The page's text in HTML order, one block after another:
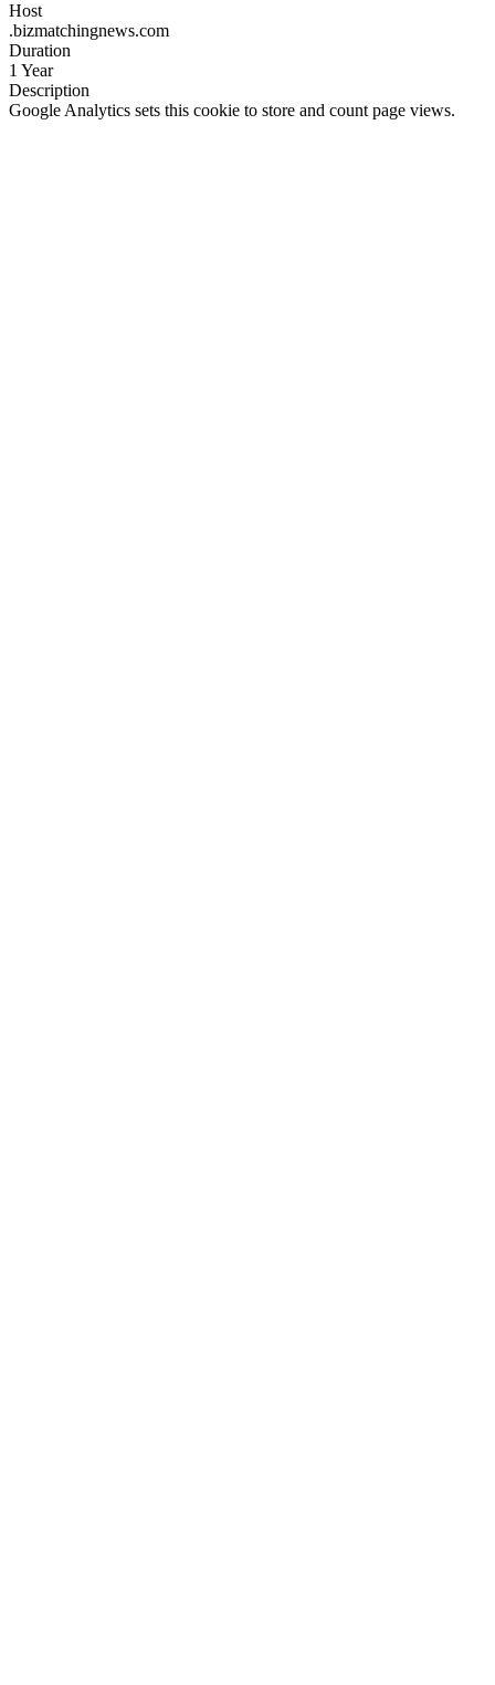
Host
.bizmatchingnews.com
Duration
1 Year
Description
Google Analytics sets this cookie to store and count page views.